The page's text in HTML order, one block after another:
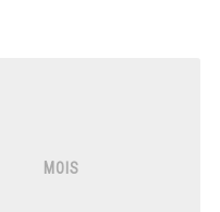
MOIS